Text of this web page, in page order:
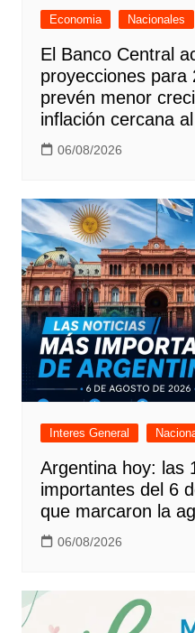
Economia Nacionales
El Banco Central
proyecciones para
prevén menor
inflación cercana
06/08/2026
Interes General
Argentina hoy: las
importantes del 6
que marcaron la
06/08/2026